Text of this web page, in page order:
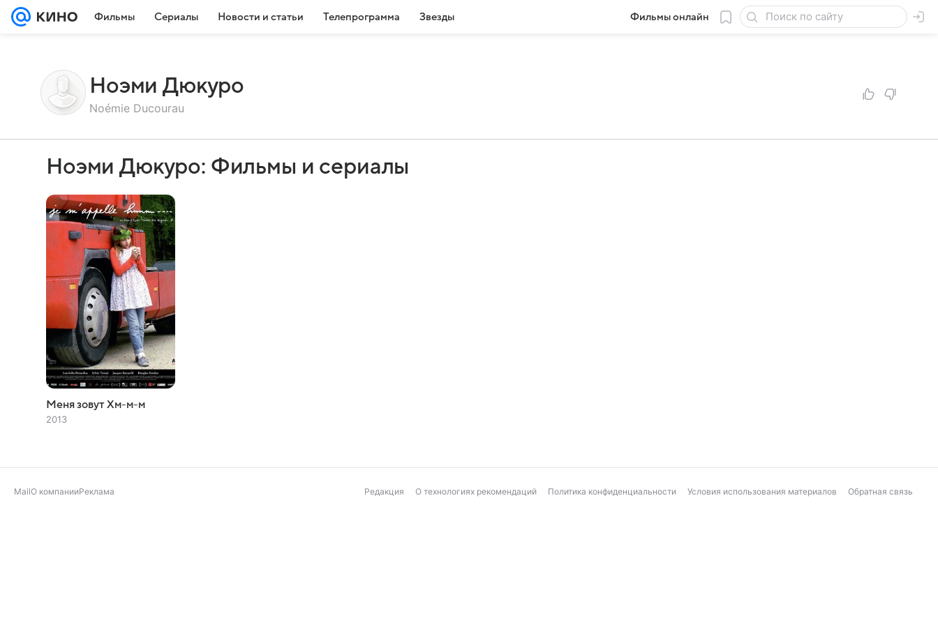
Фильмы Сериалы Новости и статьи Телепрограмма Звезды Фильмы онлайн
Ноэми Дюкуро
Noémie Ducourau
Ноэми Дюкуро: Фильмы и сериалы
Меня зовут Хм-м-м
2013
MailО компанииРеклама Редакция О технологиях рекомендаций Политика конфиденциальности Условия использования материалов Обратная связь